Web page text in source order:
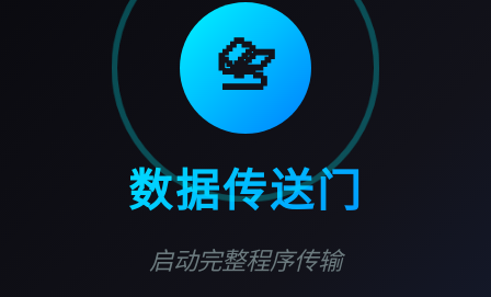
📇
数据传送门
启动完整程序传输